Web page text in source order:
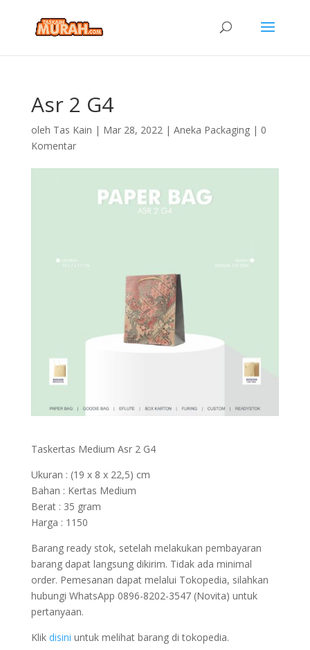
Asr 2 G4
oleh Tas Kain | Mar 28, 2022| Aneka Packaging| 0
Komentar
Taskertas Medium Asr 2 G4
Ukuran : (19 x 8 x 22,5) cm
Bahan : Kertas Medium
Berat : 35 gram
Harga : 1150
Barang ready stok, setelah melakukan pembayaran
barang dapat langsung dikirim. Tidak ada minimal
order. Pemesanan dapat melalui Tokopedia, silahkan
hubungi WhatsApp 0896-8202-3547 (Novita) untuk
pertanyaan.
Klik disini untuk melihat barang di tokopedia.